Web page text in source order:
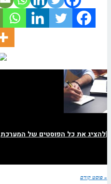
|להציג את כל הפוסטים של המערכת
« פוסט קודם